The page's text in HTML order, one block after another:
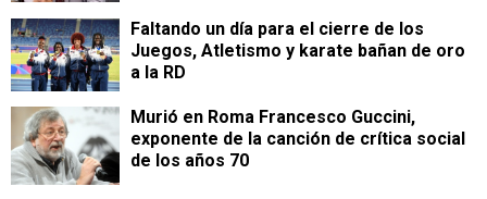
Faltando un día para el cierre de los
Juegos, Atletismo y karate bañan de oro
a la RD
Murió en Roma Francesco Guccini,
exponente de la canción de crítica social
de los años 70